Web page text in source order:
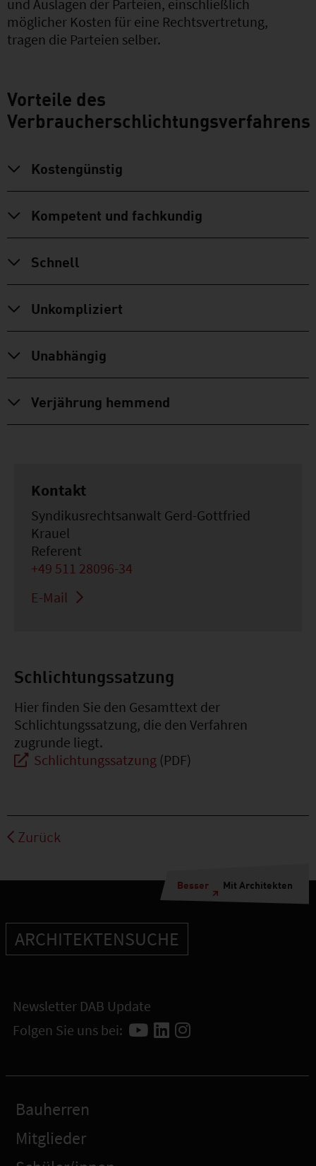
und Auslagen der Parteien, einschließlich
möglicher Kosten für eine Rechtsvertretung,
tragen die Parteien selber.
Vorteile des
Verbraucherschlichtungsverfahrens
Kostengünstig
Kompetent und fachkundig
Schnell
Unkompliziert
Unabhängig
Verjährung hemmend
Kontakt
Syndikusrechtsanwalt Gerd-Gottfried
Krauel
Referent
+49 511 28096-34
E-Mail
Schlichtungssatzung
Hier finden Sie den Gesamttext der
Schlichtungssatzung, die den Verfahren
zugrunde liegt.
Schlichtungssatzung (PDF)
Zurück
Besser Mit Architekten
ARCHITEKTENSUCHE
Newsletter DAB Update
Folgen Sie uns bei:
Bauherren
Mitglieder